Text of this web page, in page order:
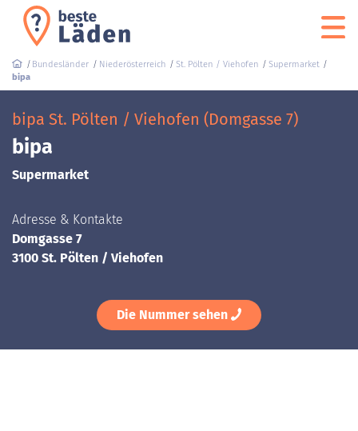
Bundesländer Niederösterreich St. Pölten / Viehofen
Supermarket
bipa
bipa St. Pölten / Viehofen (Domgasse 7)
bipa
Supermarket
Adresse & Kontakte
Domgasse 7
3100 St. Pölten / Viehofen
Die Nummer sehen